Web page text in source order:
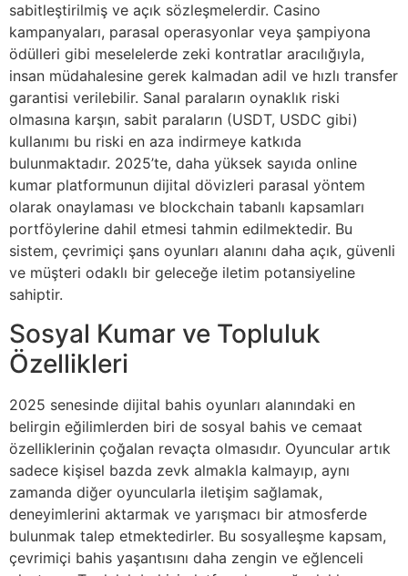
sabitleştirilmiş ve açık sözleşmelerdir. Casino
kampanyaları, parasal operasyonlar veya şampiyona
ödülleri gibi meselelerde zeki kontratlar aracılığıyla,
insan müdahalesine gerek kalmadan adil ve hızlı transfer
garantisi verilebilir. Sanal paraların oynaklık riski
olmasına karşın, sabit paraların (USDT, USDC gibi)
kullanımı bu riski en aza indirmeye katkıda
bulunmaktadır. 2025’te, daha yüksek sayıda online
kumar platformunun dijital dövizleri parasal yöntem
olarak onaylaması ve blockchain tabanlı kapsamları
portföylerine dahil etmesi tahmin edilmektedir. Bu
sistem, çevrimiçi şans oyunları alanını daha açık, güvenli
ve müşteri odaklı bir geleceğe iletim potansiyeline
sahiptir.
Sosyal Kumar ve Topluluk
Özellikleri
2025 senesinde dijital bahis oyunları alanındaki en
belirgin eğilimlerden biri de sosyal bahis ve cemaat
özelliklerinin çoğalan revaçta olmasıdır. Oyuncular artık
sadece kişisel bazda zevk almakla kalmayıp, aynı
zamanda diğer oyuncularla iletişim sağlamak,
deneyimlerini aktarmak ve yarışmacı bir atmosferde
bulunmak talep etmektedirler. Bu sosyalleşme kapsam,
çevrimiçi bahis yaşantısını daha zengin ve eğlenceli